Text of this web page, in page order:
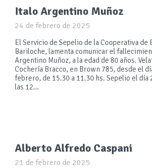
Italo Argentino Muñoz
24 de febrero de 2025
El Servicio de Sepelio de la Cooperativa de
Bariloche, lamenta comunicar el
Argentino Muñoz, a la edad de 80 años.
Cochería Bracco, en Brown 785, desde el
febrero, de 15.30 a 11.30 hs. Sepelio el día
las 12…
Alberto Alfredo Caspani
21 de febrero de 2025